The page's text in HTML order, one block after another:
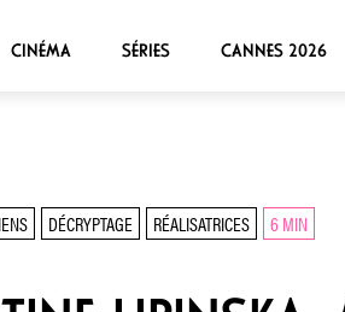
CINÉMA SÉRIES CANNES 2026
DÉCRYPTAGE RÉALISATRICES 6 MIN